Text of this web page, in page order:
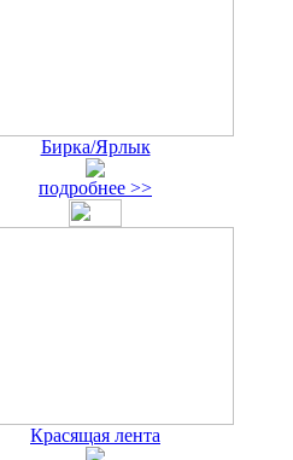
Бирка/Ярлык
подробнее >>
Красящая лента